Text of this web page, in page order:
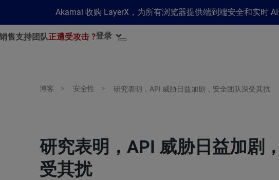
Akamai 收购 LayerX，为所有浏览器提供端到端安全和实时 AI
售支持团队正遭受攻击 ?登录
博客 安全性 研究表明，API 威胁日益加剧，安全团队深受其扰
研究表明，API 威胁日益加剧
受其扰